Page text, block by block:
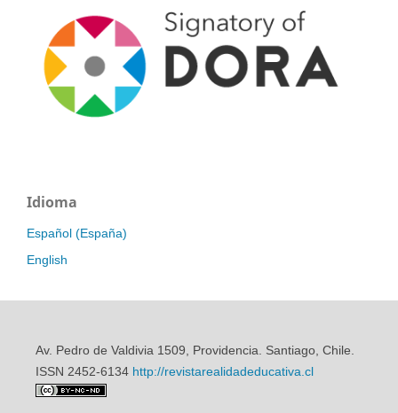
Idioma
Español (España)
English
Av. Pedro de Valdivia 1509, Providencia. Santiago, Chile.
ISSN 2452-6134 http://revistarealidadeducativa.cl